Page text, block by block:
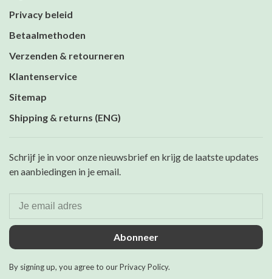
Privacy beleid
Betaalmethoden
Verzenden & retourneren
Klantenservice
Sitemap
Shipping & returns (ENG)
Schrijf je in voor onze nieuwsbrief en krijg de laatste updates
en aanbiedingen in je email.
Abonneer
By signing up, you agree to our Privacy Policy.